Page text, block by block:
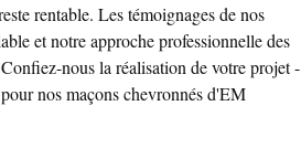
rentable. Les témoignages de nos
et notre approche professionnelle des
nous la réalisation de votre projet -
nos maçons chevronnés d'EM